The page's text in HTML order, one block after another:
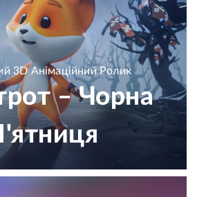
3D Анімаційний Ролик
– Чорна